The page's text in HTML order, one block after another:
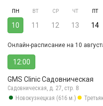
ПН
10
ВТ
11
СР
12
ЧТ
13
ПТ
14
Онлайн-расписание на 10
12:00
GMS Clinic Садовническая
Садовническая, д. 27, стр. 8
Новокузнецкая (616 м.)